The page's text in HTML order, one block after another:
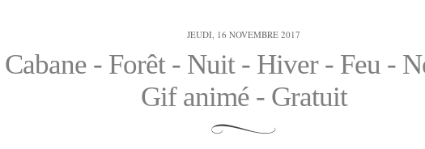
JEUDI, 16 NOVEMBRE 2017
Cabane - Forêt - Nuit - Hiver - Feu -
Gif animé - Gratuit